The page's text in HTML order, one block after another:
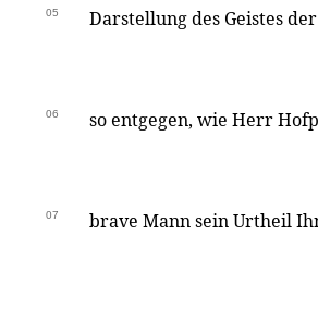
05 Darstellung des Geistes
06 so entgegen, wie Herr
07 brave Mann sein Urtheil